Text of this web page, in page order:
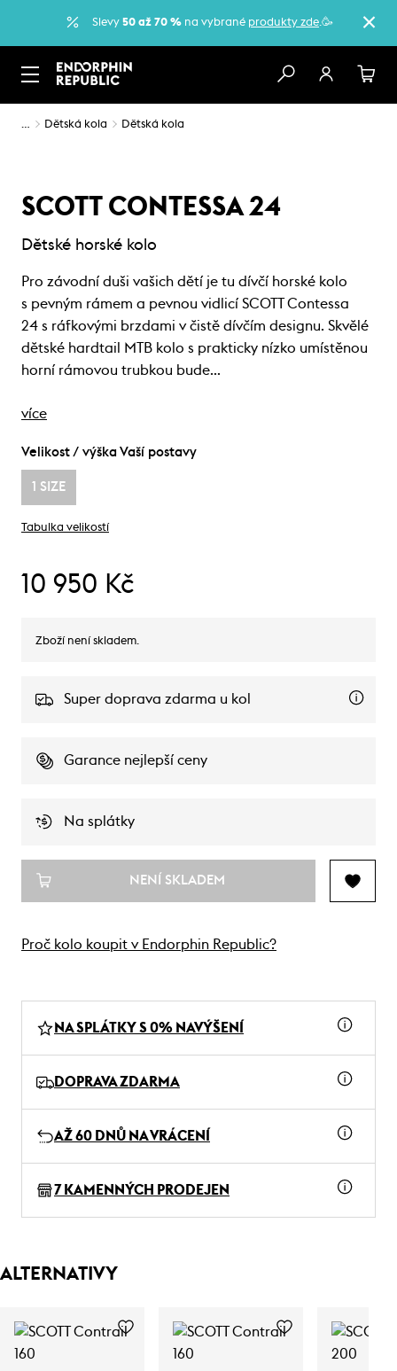
Slevy 50 až 70 % na vybrané produkty zde.🥳
… Dětská kola Dětská kola
SCOTT CONTESSA 24
Dětské horské kolo
Pro závodní duši vašich dětí je tu dívčí horské kolo
s pevným rámem a pevnou vidlicí SCOTT Contessa
24 s ráfkovými brzdami v čistě dívčím designu. Skvělé
dětské hardtail MTB kolo s prakticky nízko umístěnou
horní rámovou trubkou bude…
více
Velikost / výška Vaší postavy
1 SIZE
Tabulka velikostí
10 950 Kč
Zboží není skladem.
Super doprava zdarma u kol
Garance nejlepší ceny
Na splátky
NENÍ SKLADEM
Proč kolo koupit v Endorphin Republic?
NA SPLÁTKY S 0% NAVÝŠENÍ
DOPRAVA ZDARMA
AŽ 60 DNŮ NA VRÁCENÍ
7 KAMENNÝCH PRODEJEN
ALTERNATIVY